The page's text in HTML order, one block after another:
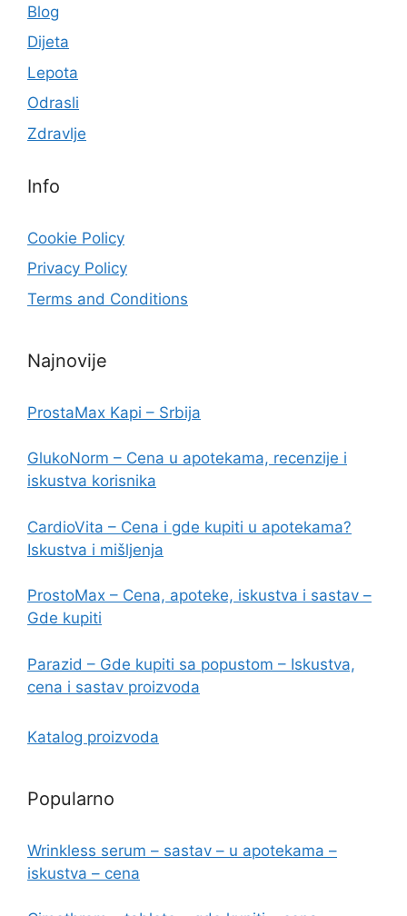
Blog
Dijeta
Lepota
Odrasli
Zdravlje
Info
Cookie Policy
Privacy Policy
Terms and Conditions
Najnovije
ProstaMax Kapi – Srbija
GlukoNorm – Cena u apotekama, recenzije i
iskustva korisnika
CardioVita – Cena i gde kupiti u apotekama?
Iskustva i mišljenja
ProstoMax – Cena, apoteke, iskustva i sastav –
Gde kupiti
Parazid – Gde kupiti sa popustom – Iskustva,
cena i sastav proizvoda
Katalog proizvoda
Popularno
Wrinkless serum – sastav – u apotekama –
iskustva – cena